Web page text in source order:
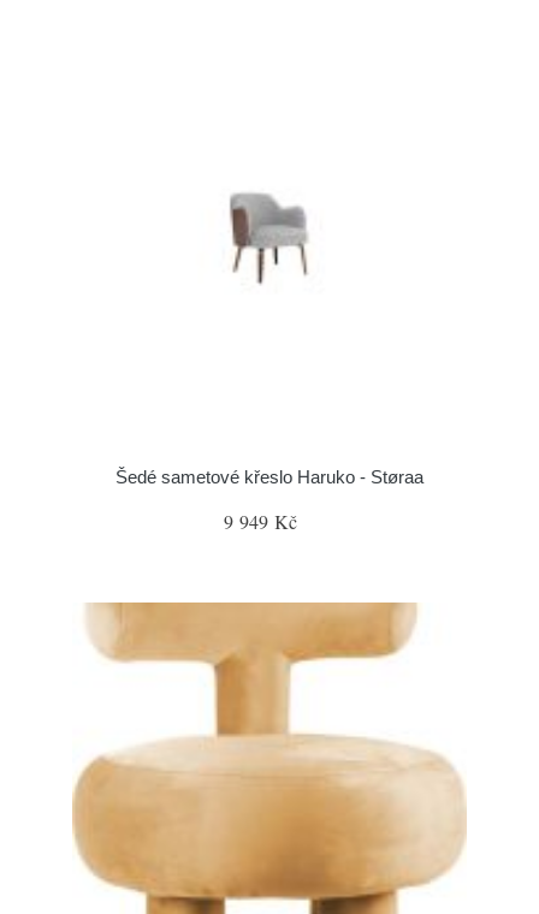
Šedé sametové křeslo Haruko - Støraa
9 949 Kč